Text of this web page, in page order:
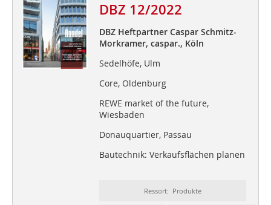
DBZ 12/2022
DBZ Heftpartner Caspar Schmitz-
Morkramer, caspar., Köln
Sedelhöfe, Ulm
Core, Oldenburg
REWE market of the future,
Wiesbaden
Donauquartier, Passau
Bautechnik: Verkaufsflächen planen
Ressort: Produkte